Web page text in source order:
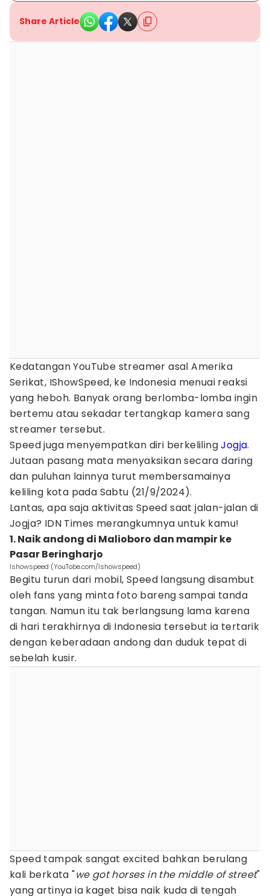
Share Article
Kedatangan YouTube streamer asal Amerika
Serikat, IShowSpeed, ke Indonesia menuai reaksi
yang heboh. Banyak orang berlomba-lomba ingin
bertemu atau sekadar tertangkap kamera sang
streamer tersebut.
Speed juga menyempatkan diri berkelilingJogja.
Jutaan pasang mata menyaksikan secara daring
dan puluhan lainnya turut membersamainya
keliling kota pada Sabtu (21/9/2024).
Lantas, apa saja aktivitas Speed saat jalan-jalan di
Jogja? IDN Times merangkumnya untuk kamu!
1. Naik andong di Malioboro dan mampir ke
Pasar Beringharjo
Ishowspeed (YouTobe.com/Ishowspeed)
Begitu turun dari mobil, Speed langsung disambut
oleh fans yang minta foto bareng sampai tanda
tangan. Namun itu tak berlangsung lama karena
di hari terakhirnya di Indonesia tersebut ia tertarik
dengan keberadaan andong dan duduk tepat di
sebelah kusir.
Speed tampak sangat excited bahkan berulang
kali berkata "we got horses in the middle of street"
yang artinya ia kaget bisa naik kuda di tengah